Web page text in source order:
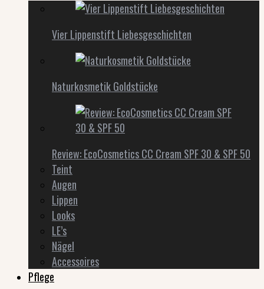
Vier Lippenstift Liebesgeschichten
Naturkosmetik Goldstücke
Review: EcoCosmetics CC Cream SPF 30 & SPF 50
Teint
Augen
Lippen
Looks
LE’s
Nägel
Accessoires
Pflege